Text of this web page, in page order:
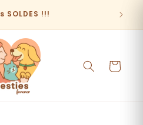
SOLDES !!!
Panier